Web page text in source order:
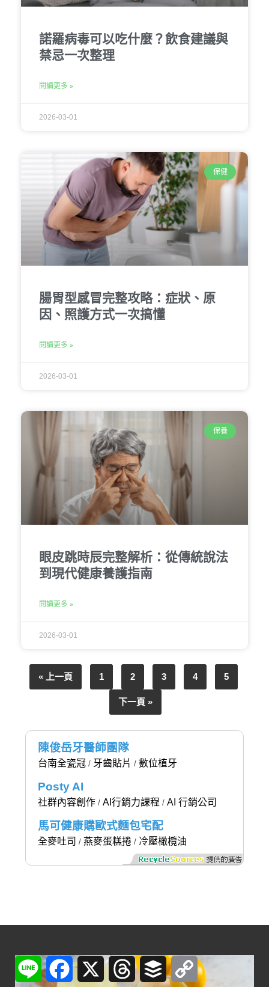
諾羅病毒可以吃什麼？飲食建議與
禁忌一次整理
閱讀更多 »
2026-03-01
保健
腸胃型感冒完整攻略：症狀、原
因、照護方式一次搞懂
閱讀更多 »
2026-03-01
保養
眼皮跳時辰完整解析：從傳統說法
到現代健康養護指南
閱讀更多 »
2026-03-01
« 上一頁 1 2 3 4 5
下一頁 »
陳俊岳牙醫師團隊
台南全瓷冠/ 牙齒貼片 / 數位植牙
Posty AI
社群內容創作/ AI行銷力課程 / AI 行銷公司
馬可健康購歐式麵包宅配
全麥吐司 / 燕麥蛋糕捲/ 冷壓橄欖油
Line Facebook
X ThreadsBuffer Copy
Link